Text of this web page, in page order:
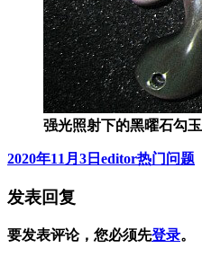
强光照射下的黑曜石勾玉
发
于
2020年11月3日 作
editor分
热门问题
发表回复
要发表评论，您必须先登录。